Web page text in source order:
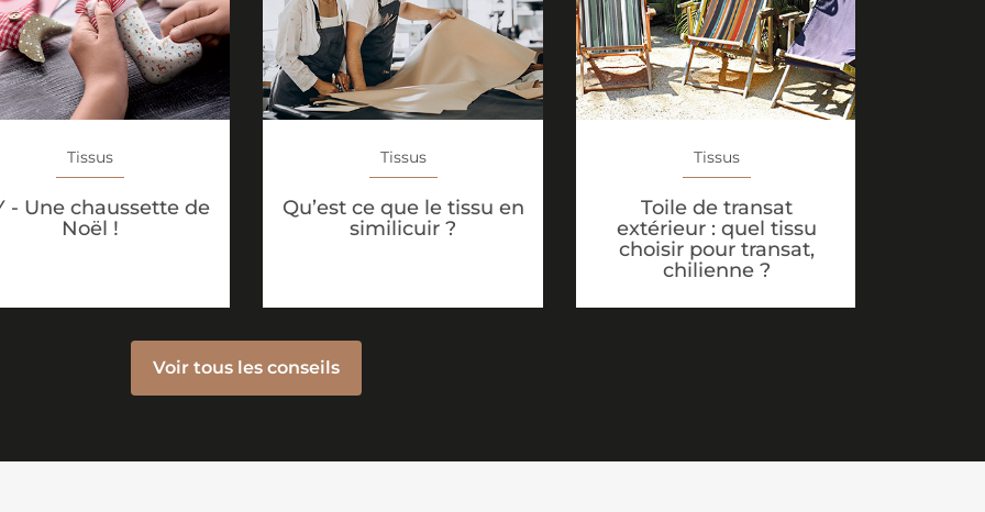
Tissus
- Une chaussette de
Noël !
Tissus
Qu’est ce que le tissu en
similicuir ?
Tissus
Toile de transat
extérieur : quel tissu
choisir pour transat,
chilienne ?
Voir tous les conseils